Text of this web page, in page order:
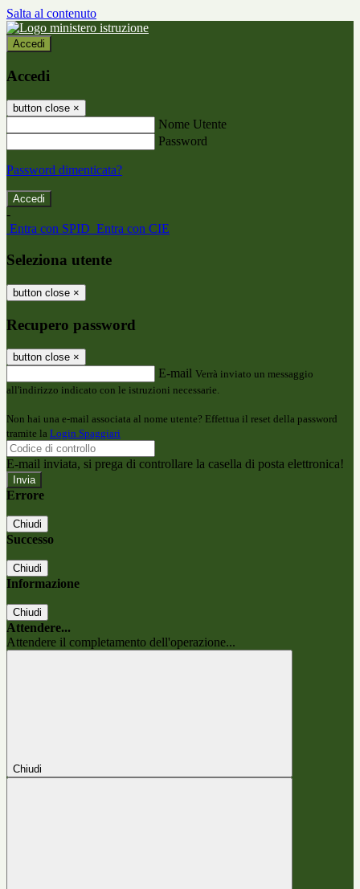
Salta al contenuto
Accedi
Accedi
button close ×
Nome Utente
Password
Password dimenticata?
-
Entra con SPID Entra con CIE
Seleziona utente
button close ×
Recupero password
button close ×
E-mail Verrà inviato un messaggio
all'indirizzo indicato con le istruzioni necessarie.
Non hai una e-mail associata al nome utente? Effettua il reset della password
tramite la Login Spaggiari
E-mail inviata, si prega di controllare la casella di posta elettronica!
Errore
Chiudi
Successo
Chiudi
Informazione
Chiudi
Attendere...
Attendere il completamento dell'operazione...
Chiudi